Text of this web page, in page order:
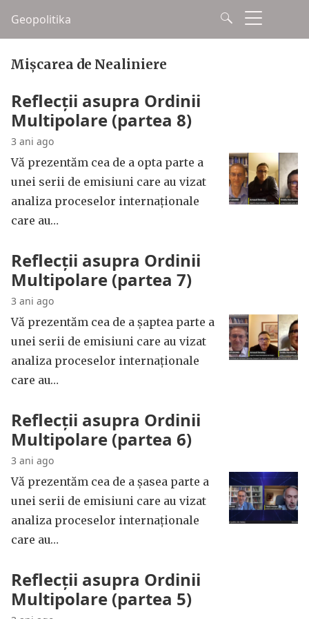
Geopolitika
Mișcarea de Nealiniere
Reflecții asupra Ordinii
Multipolare (partea 8)
3 ani ago
Vă prezentăm cea de a opta parte a
unei serii de emisiuni care au vizat
analiza proceselor internaționale
care au…
Reflecții asupra Ordinii
Multipolare (partea 7)
3 ani ago
Vă prezentăm cea de a șaptea parte a
unei serii de emisiuni care au vizat
analiza proceselor internaționale
care au…
Reflecții asupra Ordinii
Multipolare (partea 6)
3 ani ago
Vă prezentăm cea de a șasea parte a
unei serii de emisiuni care au vizat
analiza proceselor internaționale
care au…
Reflecții asupra Ordinii
Multipolare (partea 5)